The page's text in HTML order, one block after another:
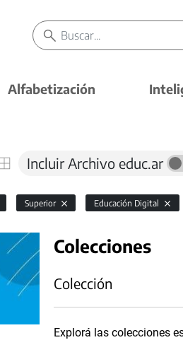
Alfabetización
Incluir Archivo educ.ar
Superior Educación Digital
Colecciones
Colección
Explorá las colecciones